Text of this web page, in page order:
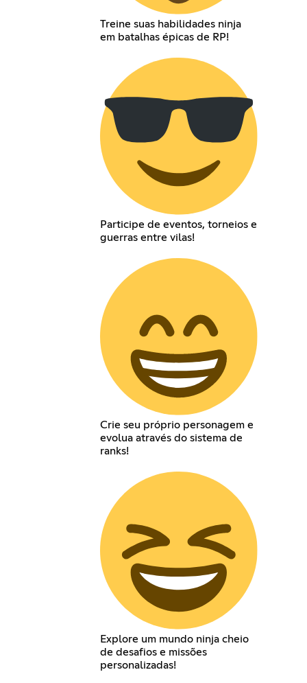
Treine suas habilidades ninja
em batalhas épicas de RP!
Participe de eventos, torneios e
guerras entre vilas!
Crie seu próprio personagem e
evolua através do sistema de
ranks!
Explore um mundo ninja cheio
de desafios e missões
personalizadas!